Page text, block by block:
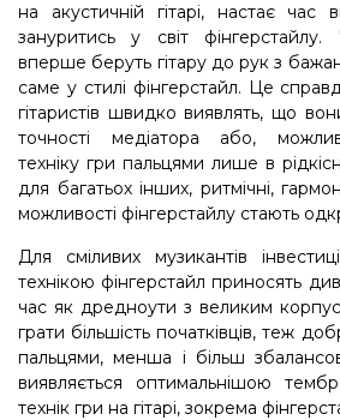
на акустичній гітарі, настає час
зануритись у світ фінгерстайлу.
вперше беруть гітару до рук з
саме у стилі фінгерстайл. Це
гітаристів швидко виявлять, що
точності медіатора або,
техніку гри пальцями лише в
для багатьох інших, ритмічні,
можливості фінгерстайлу стають
Для сміливих музикантів
технікою фінгерстайл приносять
час як дредноути з великим
грати більшість початківців, теж
пальцями, менша і більш
виявляється оптимальнішою
технік гри на гітарі, зокрема